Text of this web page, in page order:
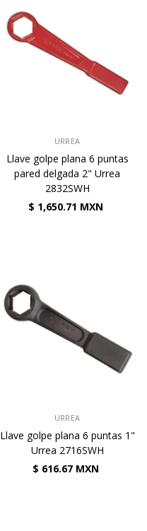
URREA
Llave golpe plana 6 puntas
pared delgada 2" Urrea
2832SWH
$ 1,650.71 MXN
URREA
Llave golpe plana 6 puntas 1"
Urrea 2716SWH
$ 616.67 MXN